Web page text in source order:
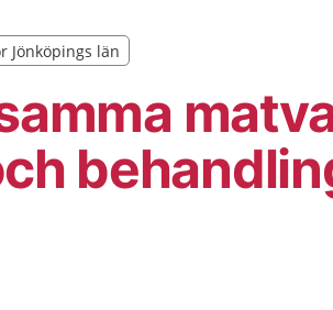
Jönköpings län
Jönköpings län